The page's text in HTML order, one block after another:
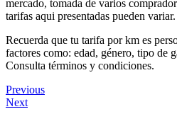
mercado, tomada de varios
tarifas aqui presentadas pueden variar.
Recuerda que tu tarifa por km es
factores como: edad, género, tipo de
Consulta términos y condiciones.
Previous
Next